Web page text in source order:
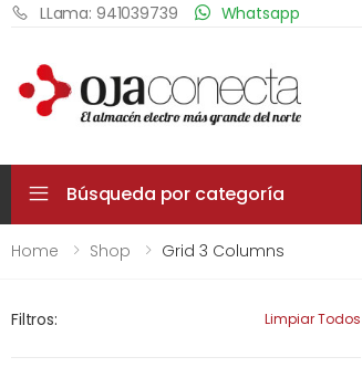
LLama: 941039739 Whatsapp
Búsqueda por categoría
Home Shop Grid 3 Columns
Filtros: Limpiar Todos